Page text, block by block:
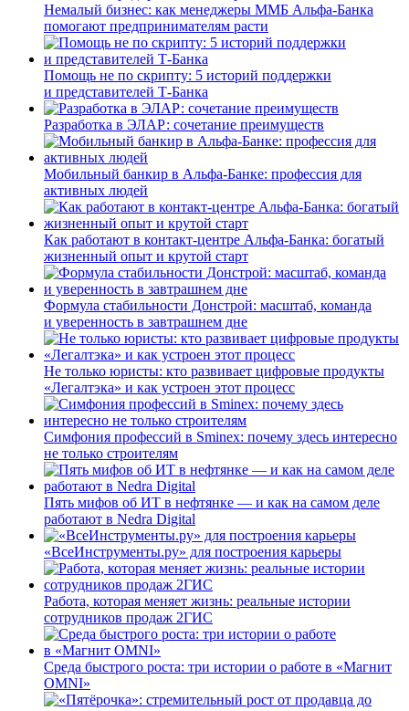
Немалый бизнес: как менеджеры ММБ Альфа-Банка
помогают предпринимателям расти
Помощь не по скрипту: 5 историй поддержки
и представителей Т-Банка
Разработка в ЭЛАР: сочетание преимуществ
Мобильный банкир в Альфа-Банке: профессия для
активных людей
Как работают в контакт-центре Альфа-Банка: богатый
жизненный опыт и крутой старт
Формула стабильности Донстрой: масштаб, команда
и уверенность в завтрашнем дне
Не только юристы: кто развивает цифровые продукты
«Легалтэка» и как устроен этот процесс
Симфония профессий в Sminex: почему здесь интересно
не только строителям
Пять мифов об ИТ в нефтянке — и как на самом деле
работают в Nedra Digital
«ВсеИнструменты.ру» для построения карьеры
Работа, которая меняет жизнь: реальные истории
сотрудников продаж 2ГИС
Среда быстрого роста: три истории о работе в «Магнит
OMNI»